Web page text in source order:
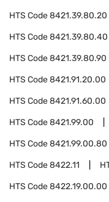
HTS Code8421.39.80.20
HTS Code8421.39.80.40
HTS Code8421.39.80.90
HTS Code8421.91.20.00
HTS Code8421.91.60.00
HTS Code8421.99.00
HTS Code8421.99.00.80
HTS Code8422.11
HTS Code8422.19.00.00